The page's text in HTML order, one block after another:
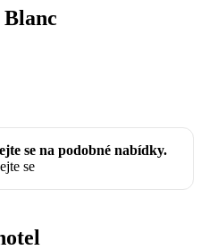
Blanc
se na podobné nabídky.
se